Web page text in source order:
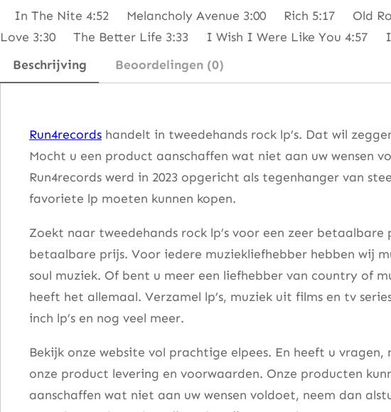
d
l
In The Nite 4:52 Melancholy Avenue 3:00 Rich 5:17 Old
Love 3:30 The Better Life 3:33 I Wish I Were Like You 4:57
Beschrijving
Beoordelingen (0)
Run4records handelt in tweedehands rock lp’s. Dat wil
Mocht u een product aanschaffen wat niet aan uw wensen
Run4records werd in 2023 opgericht als tegenhanger van
favoriete lp moeten kunnen kopen.
Zoekt naar tweedehands rock lp’s voor een zeer betaalbare
betaalbare prijs. Voor iedere muziekliefhebber hebben wij
soul muziek. Of bent u meer een liefhebber van country of
heeft het allemaal. Verzamel lp’s, muziek uit films en tv
inch lp’s en nog veel meer.
Bekijk onze website vol prachtige elpees. En heeft u
onze product levering en voorwaarden. Onze producten
aanschaffen wat niet aan uw wensen voldoet, neem dan